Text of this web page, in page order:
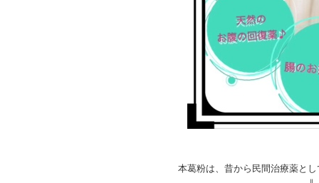
本葛粉は、昔から民間治療薬と